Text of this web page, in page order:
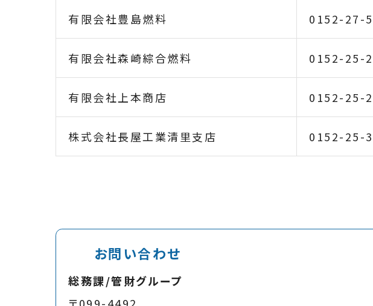
有限会社豊島燃料 0152-27-
有限会社森崎綜合燃料 0152-25-
有限会社上本商店 0152-25-
株式会社長屋工業清里支店 0152-25-
お問い合わせ
総務課/管財グループ